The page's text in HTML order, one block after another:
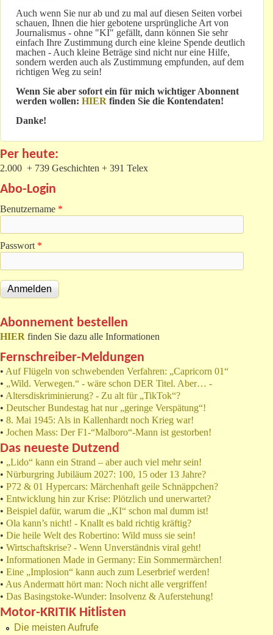
Auch wenn Sie nur ab und zu mal auf diesen Seiten vorbei
schauen, Ihnen die hier gebotene ursprüngliche Art von
Journalismus - ohne "KI" gefällt, dann können Sie sehr
einfach Ihre Zustimmung durch eine kleine Spende deutlich
machen - Auch kleine Beträge sind nicht nur eine Hilfe,
sondern werden auch als Zustimmung empfunden, auf dem
richtigen Weg zu sein!
Wenn Sie aber sofort ein für mich wichtiger Abonnent
werden wollen: HIER finden Sie die Kontendaten!
Danke!
Per heute:
2.000 + 739 Geschichten + 391 Telex
Abo-Login
Benutzername *
Passwort *
Abonnement bestellen
HIER finden Sie dazu alle Informationen
Fernschreiber-Meldungen
• Auf Flügeln von schwebenden Verfahren: „Capricorn 01“
• „Wild. Verwegen.“ - wäre schon DER Titel. Aber… -
• Altersdiskriminierung? - Zu alt für „TikTok“?
• Deutscher Bundestag hat nur „geringe Verspätung“!
• 8. Mai 1945: Als in Kallenhardt noch Krieg war!
• Jochen Mass: Der F1-“Malboro“-Mann ist gestorben!
Das neueste Dutzend
• „Lido“ kann ein Strand – aber auch viel mehr sein!
• Nürburgring Jubiläum 2027: 100, 15 oder 13 Jahre?
• P72 & 01 Hypercars: Märchenhaft geile Schnäppchen?
• Entwicklung hin zur Krise: Plötzlich und unerwartet?
• Beispiel dafür, warum die „KI“ schon mal dumm ist!
• Ola kann’s nicht! - Knallt es bald richtig kräftig?
• Die heile Welt des Robertino: Wild muss sie sein!
• Wirtschaftskrise? - Wenn Unverständnis viral geht!
• Informationen Made in Germany: Ein Sommermärchen!
• Eine „Implosion“ kann auch zum Leserbrief werden!
• Aus Andermatt hört man: Noch nicht alle vergriffen!
• Das Basingstoke-Wunder: Insolvenz & Auferstehung!
Motor-KRITIK Hitlisten
Die meisten Aufrufe